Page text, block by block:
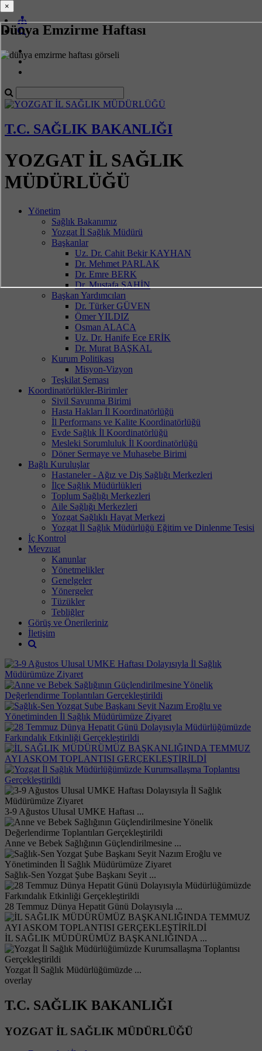
Dünya Emzirme Haftası
T.C. SAĞLIK BAKANLIĞI
YOZGAT İL SAĞLIK
MÜDÜRLÜĞÜ
Yönetim
Sağlık Bakanımız
Yozgat İl Sağlık Müdürü
Başkanlar
Uz. Dr. Cahit Bekir KAYHAN
Dr. Mehmet PARLAK
Dr. Emre BERK
Dr. Mustafa ŞAHİN
Başkan Yardımcıları
Dr. Türker GÜVEN
Ömer YILDIZ
Osman ALACA
Uz. Dr. Hanife Ece ERİK
Dr. Murat BAŞKAL
Kurum Politikası
Misyon-Vizyon
Teşkilat Şeması
Koordinatörlükler-Birimler
Sivil Savunma Birimi
Hasta Hakları İl Koordinatörlüğü
İl Performans ve Kalite Koordinatörlüğü
Evde Sağlık İl Koordinatörlüğü
Mesleki Sorumluluk İl Koordinatörlüğü
Döner Sermaye ve Muhasebe Birimi
Bağlı Kuruluşlar
Hastaneler - Ağız ve Diş Sağlığı Merkezleri
İlçe Sağlık Müdürlükleri
Toplum Sağlığı Merkezleri
Aile Sağlığı Merkezleri
Yozgat Sağlıklı Hayat Merkezi
Yozgat İl Sağlık Müdürlüğü Eğitim ve Dinlenme Tesisi
İç Kontrol
Mevzuat
Kanunlar
Yönetmelikler
Genelgeler
Yönergeler
Tüzükler
Tebliğler
Görüş ve Önerileriniz
İletişim
3-9 Ağustos Ulusal UMKE Haftası ...
Anne ve Bebek Sağlığının Güçlendirilmesine ...
Sağlık-Sen Yozgat Şube Başkanı Seyit ...
28 Temmuz Dünya Hepatit Günü Dolayısıyla ...
İL SAĞLIK MÜDÜRÜMÜZ BAŞKANLIĞINDA ...
Yozgat İl Sağlık Müdürlüğümüzde ...
overlay
T.C. SAĞLIK BAKANLIĞI
YOZGAT İL SAĞLIK MÜDÜRLÜĞÜ
×